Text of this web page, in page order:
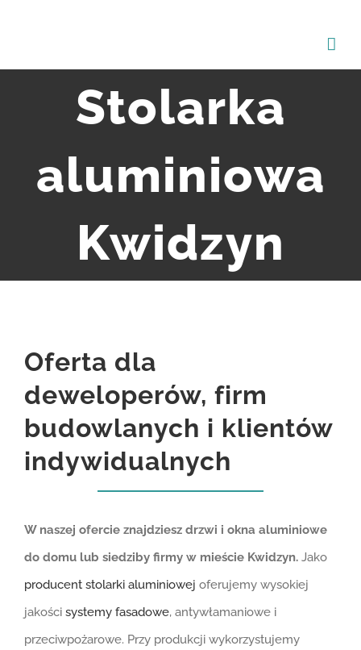
zawartości
Stolarka
aluminiowa
Kwidzyn
Oferta dla
deweloperów, firm
budowlanych i klientów
indywidualnych
W naszej ofercie znajdziesz drzwi i okna aluminiowe
do domu lub siedziby firmy w mieście Kwidzyn.Jako
producent stolarki aluminiowej oferujemy wysokiej
jakości systemy fasadowe, antywłamaniowe i
przeciwpożarowe. Przy produkcji wykorzystujemy